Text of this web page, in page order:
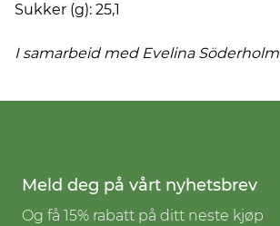
Sukker (g): 25,1
I samarbeid med Evelina Söderholm
Meld deg på vårt nyhetsbrev
Og få 15% rabatt på ditt neste kjøp